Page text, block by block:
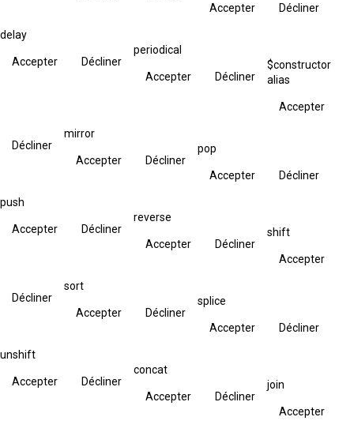
Accepter Décliner
delay
Accepter Décliner
periodical
Accepter Décliner
$constructor
alias
Accepter
Décliner
mirror
Accepter Décliner
pop
Accepter Décliner
push
Accepter Décliner
reverse
Accepter Décliner
shift
Accepter
Décliner
sort
Accepter Décliner
splice
Accepter Décliner
unshift
Accepter Décliner
concat
Accepter Décliner
join
Accepter